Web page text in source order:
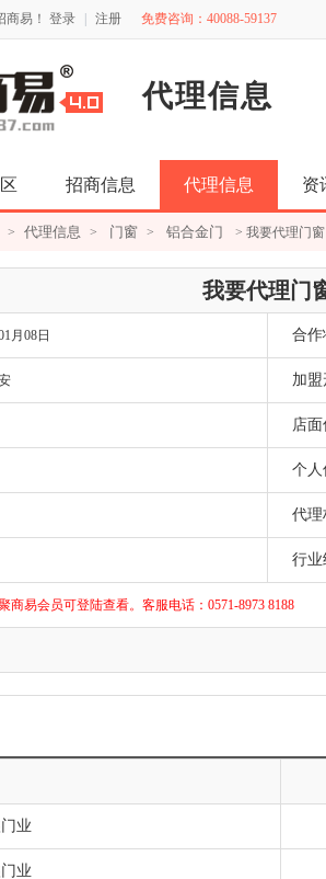
商易！ 登录 注册 免费咨询：40088-59137
代理信息
招商信息 代理信息 资
> 代理信息 > 门窗 > 铝合金门 > 我要代理门窗
我要代理门
月08日 合作
加
店
个人
代理
行业
商易会员可登陆查看。客服电话：0571-8973 8188
业
业